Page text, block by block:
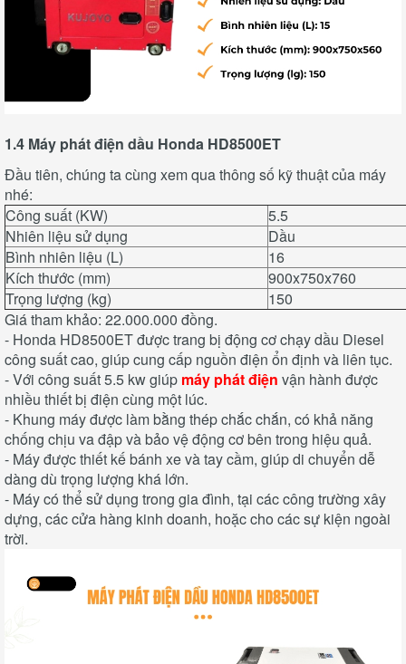
1.4 Máy phát điện dầu Honda HD8500ET
Đầu tiên, chúng ta cùng xem qua thông số kỹ thuật của máy
nhé:
Công suất (KW)
5.5
Nhiên liệu sử dụng
Dầu
Bình nhiên liệu (L)
16
Kích thước (mm)
900x750x760
Trọng lượng (kg)
150
Giá tham khảo: 22.000.000 đồng.
- Honda HD8500ET được trang bị động cơ chạy dầu Diesel
công suất cao, giúp cung cấp nguồn điện ổn định và liên tục.
- Với công suất 5.5 kw giúp máy phát điện vận hành được
nhiều thiết bị điện cùng một lúc.
- Khung máy được làm bằng thép chắc chắn, có khả năng
chống chịu va đập và bảo vệ động cơ bên trong hiệu quả.
- Máy được thiết kế bánh xe và tay cầm, giúp di chuyển dễ
dàng dù trọng lượng khá lớn.
- Máy có thể sử dụng trong gia đình, tại các công trường xây
dựng, các cửa hàng kinh doanh, hoặc cho các sự kiện ngoài
trời.